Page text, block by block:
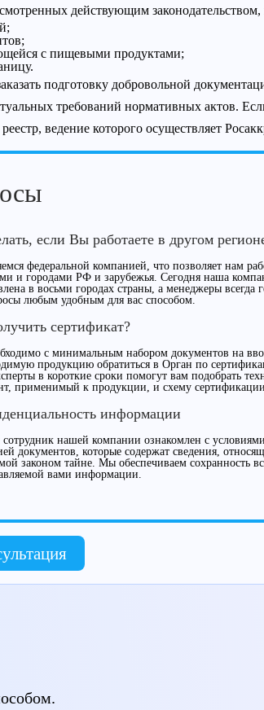
действующим законодательством,
с пищевыми продуктами;
подготовку добровольной
требований нормативных актов.
ведение которого осуществляет
если Вы работаете в другом
федеральной компанией, что позволяет нам
и городами РФ и зарубежья. Сегодня наша
в восьми городах страны, а менеджеры всегда
любым удобным для вас способом.
сертификат?
с минимальным набором документов на
продукцию обратиться в Орган по
в короткие сроки помогут вам подобрать
применимый к продукции, и схему сертификации.
информации
нашей компании ознакомлен с
документов, которые содержат сведения,
законом тайне. Мы обеспечиваем сохранность
вами информации.